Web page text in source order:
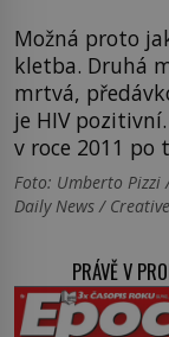
Možná proto
kletba. Druhá
mrtvá,
je HIV
v roce 2011 po
Foto: Umberto Pizzi
Daily News /
PRÁVĚ V